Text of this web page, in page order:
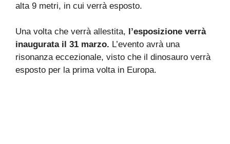
alta 9 metri, in cui verrà esposto.
Una volta che verrà allestita, l’esposizione verrà
inaugurata il 31 marzo. L’evento avrà una
risonanza eccezionale, visto che il dinosauro verrà
esposto per la prima volta in Europa.